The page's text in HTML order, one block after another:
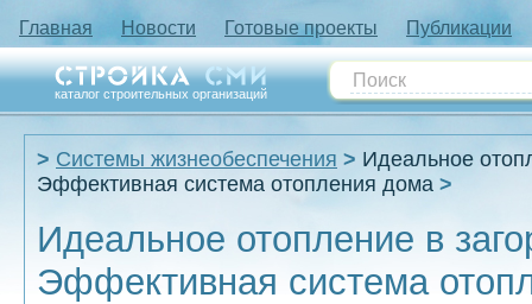
Главная Новости Готовые проекты Публикации
каталог строительных организаций
Системы жизнеобеспечения
Идеальное
Эффективная система отопления дома
Идеальное отопление в
Эффективная система